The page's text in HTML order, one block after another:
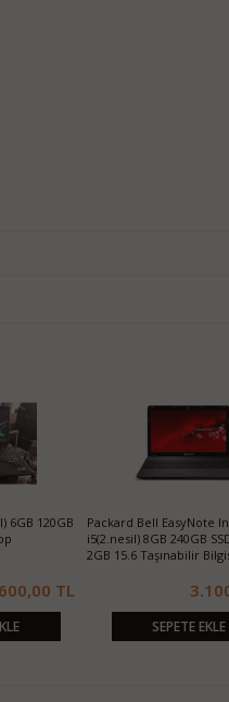
6GB 120GB
TL
Packard Bell EasyNote
i5(2.nesil) 8GB 240GB
2GB 15.6 Taşınabilir
SEPETE EKLE